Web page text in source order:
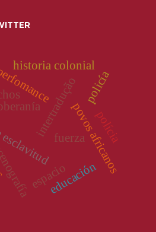
intertraduçãopovos africanos
fuerza
espacio
historia colonial
policía
educación
polícia